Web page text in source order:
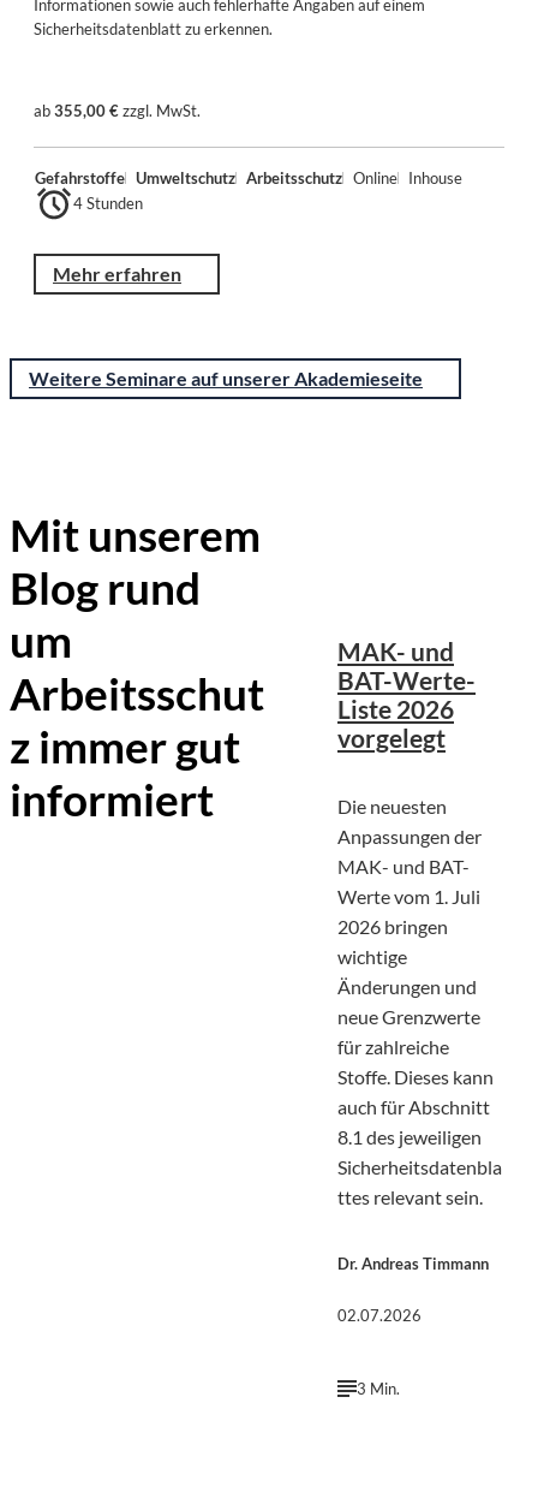
Informationen sowie auch fehlerhafte Angaben auf einem
Sicherheitsdatenblatt zu erkennen.
ab355,00 €zzgl. MwSt.
Gefahrstoffe Umweltschutz Arbeitsschutz Online
Inhouse
4 Stunden
Mehr erfahren
Weitere Seminare auf unserer Akademieseite
Mit unserem
Blog rund
um
Arbeitsschut
z immer gut
informiert
MAK- und
BAT-Werte-
Liste 2026
vorgelegt
Die neuesten
Anpassungen der
MAK- und BAT-
Werte vom 1. Juli
2026 bringen
wichtige
Änderungen und
neue Grenzwerte
für zahlreiche
Stoffe. Dieses kann
auch für Abschnitt
8.1 des jeweiligen
Sicherheitsdatenbla
ttes relevant sein.
Dr. Andreas Timmann
02.07.2026
3 Min.